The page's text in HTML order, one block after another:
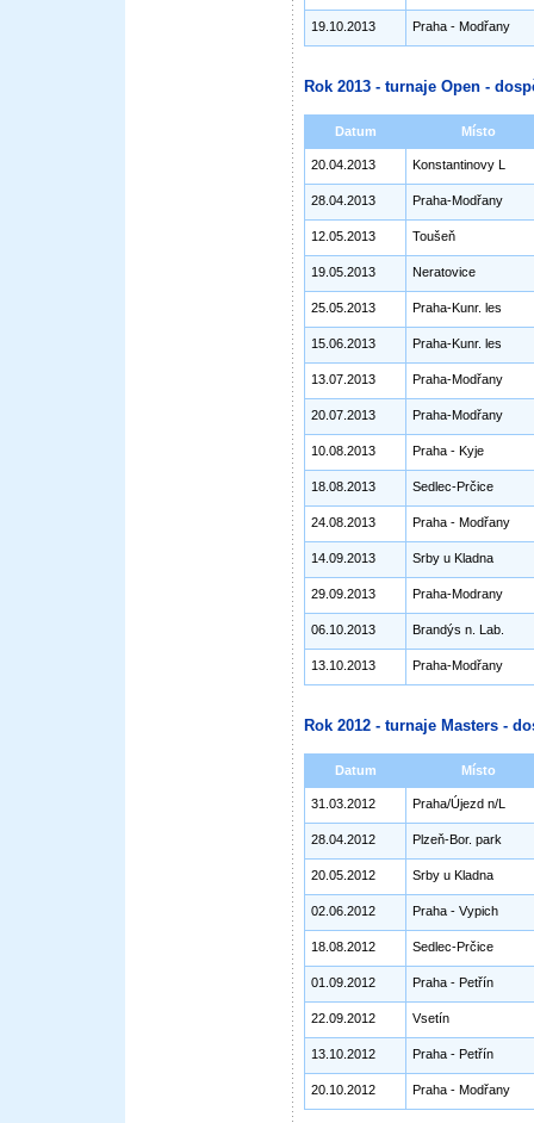
19.10.2013 Praha - Modřany
Rok 2013 - turnaje Open -
Datum Místo
20.04.2013 Konstantinovy L
28.04.2013 Praha-Modřany
12.05.2013 Toušeň
19.05.2013 Neratovice
25.05.2013 Praha-Kunr. les
15.06.2013 Praha-Kunr. les
13.07.2013 Praha-Modřany
20.07.2013 Praha-Modřany
10.08.2013 Praha - Kyje
18.08.2013 Sedlec-Prčice
24.08.2013 Praha - Modřany
14.09.2013 Srby u Kladna
29.09.2013 Praha-Modrany
06.10.2013 Brandýs n. Lab.
13.10.2013 Praha-Modřany
Rok 2012 - turnaje Masters -
Datum Místo
31.03.2012 Praha/Újezd n/L
28.04.2012 Plzeň-Bor. park
20.05.2012 Srby u Kladna
02.06.2012 Praha - Vypich
18.08.2012 Sedlec-Prčice
01.09.2012 Praha - Petřín
22.09.2012 Vsetín
13.10.2012 Praha - Petřín
20.10.2012 Praha - Modřany